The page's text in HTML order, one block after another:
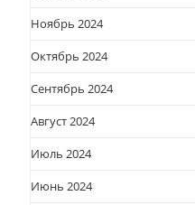
Ноябрь 2024
Октябрь 2024
Сентябрь 2024
Август 2024
Июль 2024
Июнь 2024